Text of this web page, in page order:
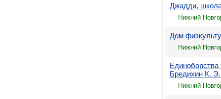
Джадди,
Нижний
Дом
Нижний
Бредихин К. Э.
Нижний